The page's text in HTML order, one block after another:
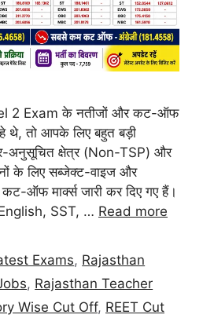
2 Exam के नतीजों और कट-ऑफ
थे, तो आपके लिए बहुत बड़ी
अनुसूचित क्षेत्र (Non-TSP) और
के लिए सब्जेक्ट-वाइज और
ऑफ मार्क्स जारी कर दिए गए हैं।
SST, … Read more
Exams, Rajasthan
, Rajasthan Teacher
Wise Cut Off, REET Cut